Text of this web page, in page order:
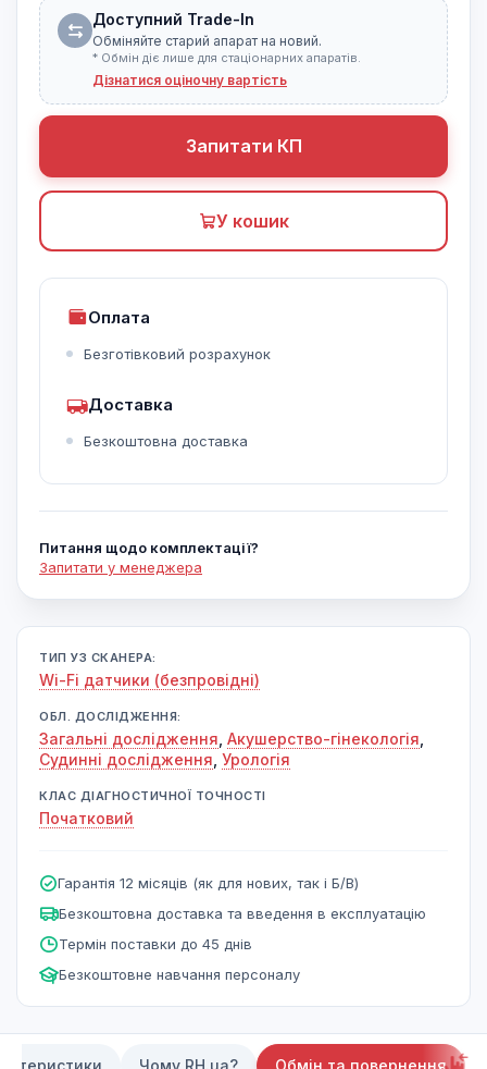
Доступний Trade-In
Обміняйте старий апарат на новий.
* Обмін діє лише для стаціонарних апаратів.
Дізнатися оціночну вартість
Запитати КП
У кошик
Оплата
Безготівковий розрахунок
Доставка
Безкоштовна доставка
Питання щодо комплектації?
Запитати у менеджера
ТИП УЗ СКАНЕРА:
Wi-Fi датчики (безпровідні)
ОБЛ. ДОСЛІДЖЕННЯ:
Загальні дослідження Акушерство-гінекологія
Судинні дослідження Урологія
КЛАС ДІАГНОСТИЧНОЇ ТОЧНОСТІ
Початковий
Гарантія 12 місяців (як для нових, так і Б/В)
Безкоштовна доставка та введення в експлуатацію
Термін поставки до 45 днів
Безкоштовне навчання персоналу
Чому RH.ua? Обмін та повернення